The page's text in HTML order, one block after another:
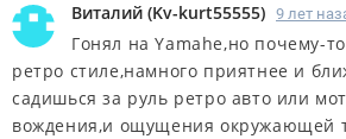
Виталий (Kv-kurt55555) 9 лет
Гонял на Yamahe,но почему-
ретро стиле,намного приятнее и
садишься за руль ретро авто или
вождения,и ощущения окружающей